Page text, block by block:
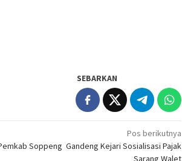
SEBARKAN
Pos berikutnya
Soppeng Gandeng Kejari Sosialisasi Pajak
Sarang Walet